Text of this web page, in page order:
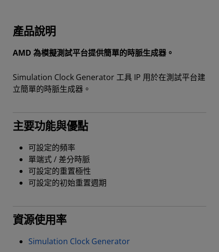
產品說明
AMD 為模擬測試平台提供簡單的時脈生成器。
Simulation Clock Generator 工具 IP 用於在測試平台建
立簡單的時脈生成器。
主要功能與優點
可設定的頻率
單端式 / 差分時脈
可設定的重置極性
可設定的初始重置週期
資源使用率
Simulation Clock Generator